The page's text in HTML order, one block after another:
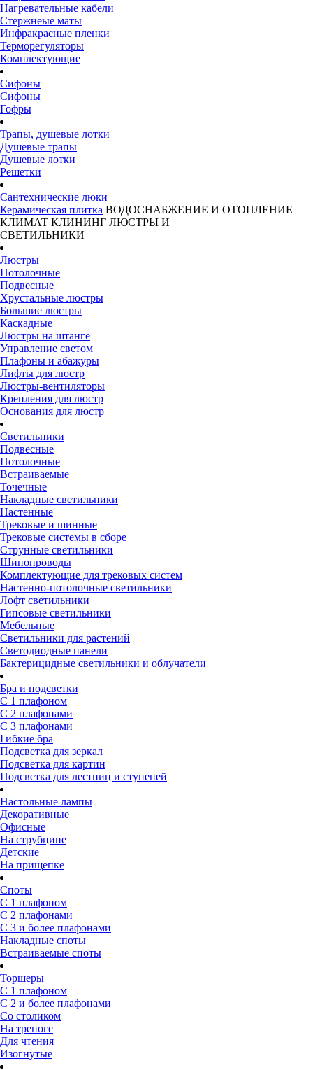
Нагревательные кабели
Стержнеые маты
Инфракрасные пленки
Терморегуляторы
Комплектующие
Сифоны
Сифоны
Гофры
Трапы, душевые лотки
Душевые трапы
Душевые лотки
Решетки
Сантехнические люки
Керамическая плитка ВОДОСНАБЖЕНИЕ И ОТОПЛЕНИЕ
КЛИМАТ КЛИНИНГ ЛЮСТРЫ И
СВЕТИЛЬНИКИ
Люстры
Потолочные
Подвесные
Хрустальные люстры
Большие люстры
Каскадные
Люстры на штанге
Управление светом
Плафоны и абажуры
Лифты для люстр
Люстры-вентиляторы
Крепления для люстр
Основания для люстр
Светильники
Подвесные
Потолочные
Встраиваемые
Точечные
Накладные светильники
Настенные
Трековые и шинные
Трековые системы в сборе
Струнные светильники
Шинопроводы
Комплектующие для трековых систем
Настенно-потолочные светильники
Лофт светильники
Гипсовые светильники
Мебельные
Светильники для растений
Светодиодные панели
Бактерицидные светильники и облучатели
Бра и подсветки
С 1 плафоном
С 2 плафонами
С 3 плафонами
Гибкие бра
Подсветка для зеркал
Подсветка для картин
Подсветка для лестниц и ступеней
Настольные лампы
Декоративные
Офисные
На струбцине
Детские
На прищепке
Споты
С 1 плафоном
С 2 плафонами
С 3 и более плафонами
Накладные споты
Встраиваемые споты
Торшеры
С 1 плафоном
С 2 и более плафонами
Со столиком
На треноге
Для чтения
Изогнутые